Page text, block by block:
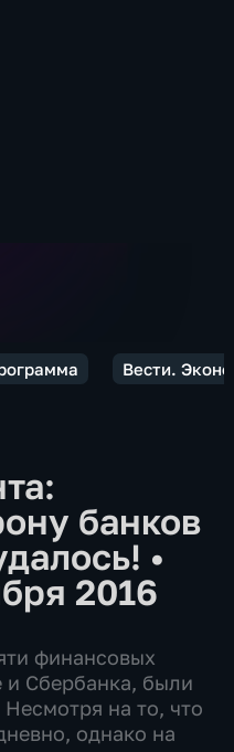
Вести.
банков
•
2016
финансовых
и Сбербанка, были
на то, что
однако на